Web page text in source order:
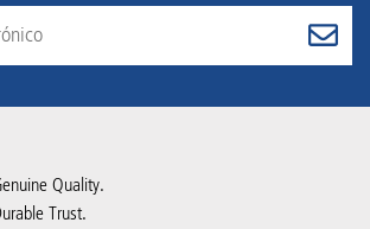
Quality.
Trust.